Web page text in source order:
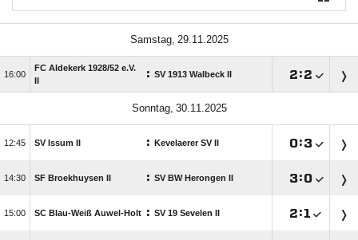
 

FC Aldekerk 1928/​52 e.V.
II
: SV 1913 Walbeck II :
 
 SV Issum II : Kevelaerer SV II :
 SF Broekhuysen II : SV BW Herongen II :
 SC Blau-Weiß Auwel-Holt : SV 19 Sevelen II :